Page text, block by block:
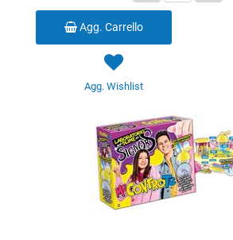
Agg. Carrello
Agg. Wishlist